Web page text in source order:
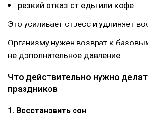
резкий отказ от еды или кофе
Это усиливает стресс и удлиняет
Организму нужен возврат к
не дополнительное давление.
Что действительно нужно
праздников
1. Восстановить сон